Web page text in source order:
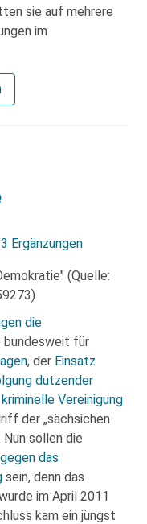
sie auf mehrere
im
3 Ergänzungen
die
bundesweit für
, der Einsatz
dutzender
Vereinigung
der „sächsichen
sollen die
das
sein, denn das
im April 2011
kam ein jüngst